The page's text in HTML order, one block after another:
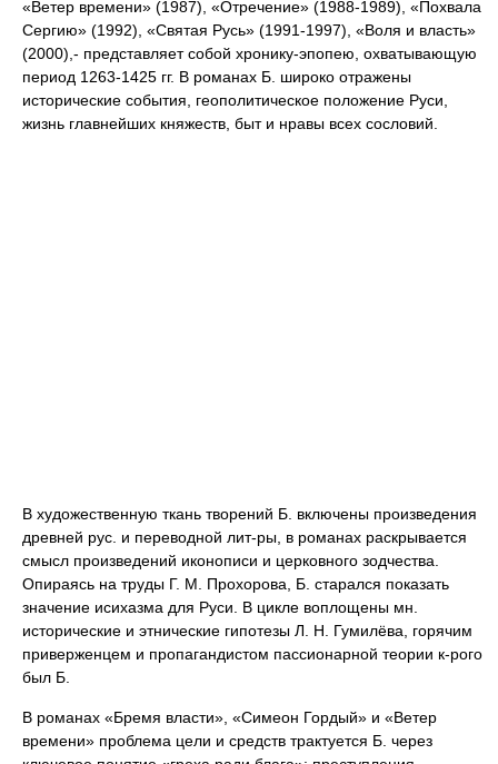
«Ветер времени» (1987), «Отречение» (1988-1989), «Похвала
Сергию» (1992), «Святая Русь» (1991-1997), «Воля и власть»
(2000),- представляет собой хронику-эпопею, охватывающую
период 1263-1425 гг. В романах Б. широко отражены
исторические события, геополитическое положение Руси,
жизнь главнейших княжеств, быт и нравы всех сословий.
В художественную ткань творений Б. включены произведения
древней рус. и переводной лит-ры, в романах раскрывается
смысл произведений иконописи и церковного зодчества.
Опираясь на труды Г. М. Прохорова, Б. старался показать
значение исихазма для Руси. В цикле воплощены мн.
исторические и этнические гипотезы Л. Н. Гумилёва, горячим
приверженцем и пропагандистом пассионарной теории к-рого
был Б.
В романах «Бремя власти», «Симеон Гордый» и «Ветер
времени» проблема цели и средств трактуется Б. через